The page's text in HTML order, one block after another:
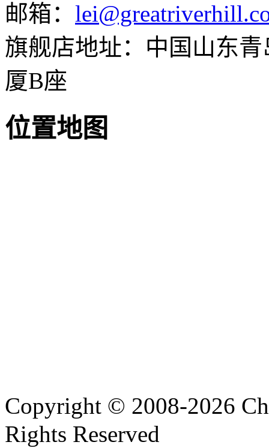
邮箱：
旗舰店地址：中国山东
厦B座
位置地图
Copyright © 2008-2026
Rights Reserved